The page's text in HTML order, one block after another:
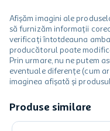
Afișăm imagini ale
să furnizăm informații
verificați întotdeauna
producătorul poate
Prin urmare, nu ne putem
eventuale diferențe (cum
imaginea afișată și
Produse similare